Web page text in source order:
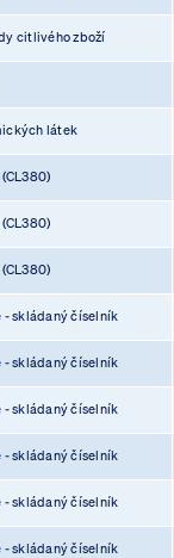
citlivého zboží
látek
- skládaný číselník
- skládaný číselník
- skládaný číselník
- skládaný číselník
- skládaný číselník
- skládaný číselník